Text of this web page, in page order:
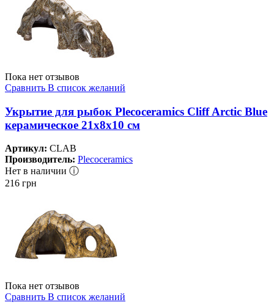
Пока нет отзывов
Сравнить В список желаний
Укрытие для рыбок Plecoceramics Cliff Arctic Blue
керамическое 21х8х10 см
Артикул: CLAB
Производитель: Plecoceramics
Нет в наличии ⓘ
216 грн
Пока нет отзывов
Сравнить В список желаний